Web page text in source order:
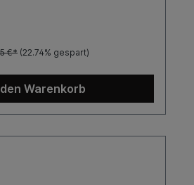
€* (22.74% gespart)
Warenkorb